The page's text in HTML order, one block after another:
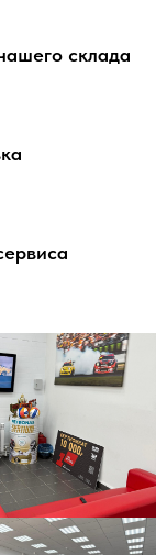
склада